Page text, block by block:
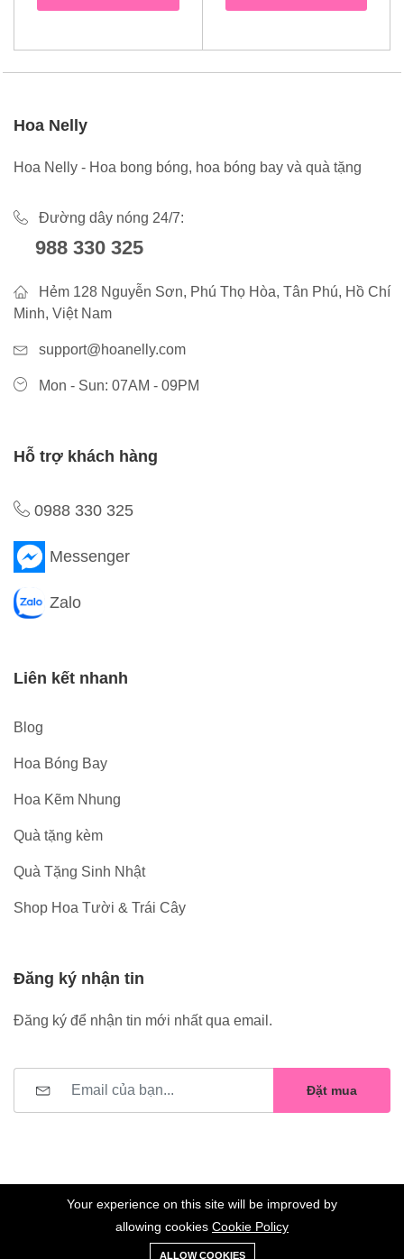
Hoa Nelly
Hoa Nelly - Hoa bong bóng, hoa bóng bay và quà tặng
Đường dây nóng 24/7:
988 330 325
Hẻm 128 Nguyễn Sơn, Phú Thọ Hòa, Tân Phú, Hồ Chí
Minh, Việt Nam
support@hoanelly.com
Mon - Sun: 07AM - 09PM
Hỗ trợ khách hàng
0988 330 325
Messenger
Zalo
Liên kết nhanh
Blog
Hoa Bóng Bay
Hoa Kẽm Nhung
Quà tặng kèm
Quà Tặng Sinh Nhật
Shop Hoa Tười & Trái Cây
Đăng ký nhận tin
Đăng ký để nhận tin mới nhất qua email.
Đặt mua
©2023 Hoa Nelly . All Rights Reserved.
0
Xe
Danh sách
Your experience on this site will be improved by
allowing cookies Cookie Policy
ALLOW COOKIES